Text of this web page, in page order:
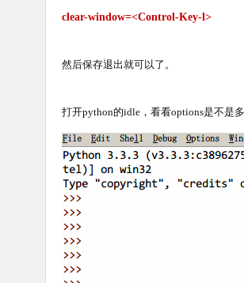
clear-window=<Control-Key-l>
然后保存退出就可以了。
打开python的idle，看看options是不是